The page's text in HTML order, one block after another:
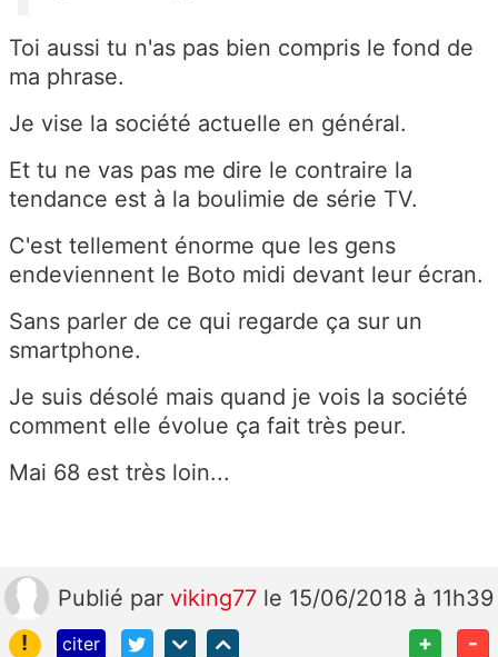
Toi aussi tu n'as pas bien compris le fond de
ma phrase.
Je vise la société actuelle en général.
Et tu ne vas pas me dire le contraire la
tendance est à la boulimie de série TV.
C'est tellement énorme que les gens
endeviennent le Boto midi devant leur écran.
Sans parler de ce qui regarde ça sur un
smartphone.
Je suis désolé mais quand je vois la société
comment elle évolue ça fait très peur.
Mai 68 est très loin...
Publié par viking77 le 15/06/2018 à 11h39
!
citer + -